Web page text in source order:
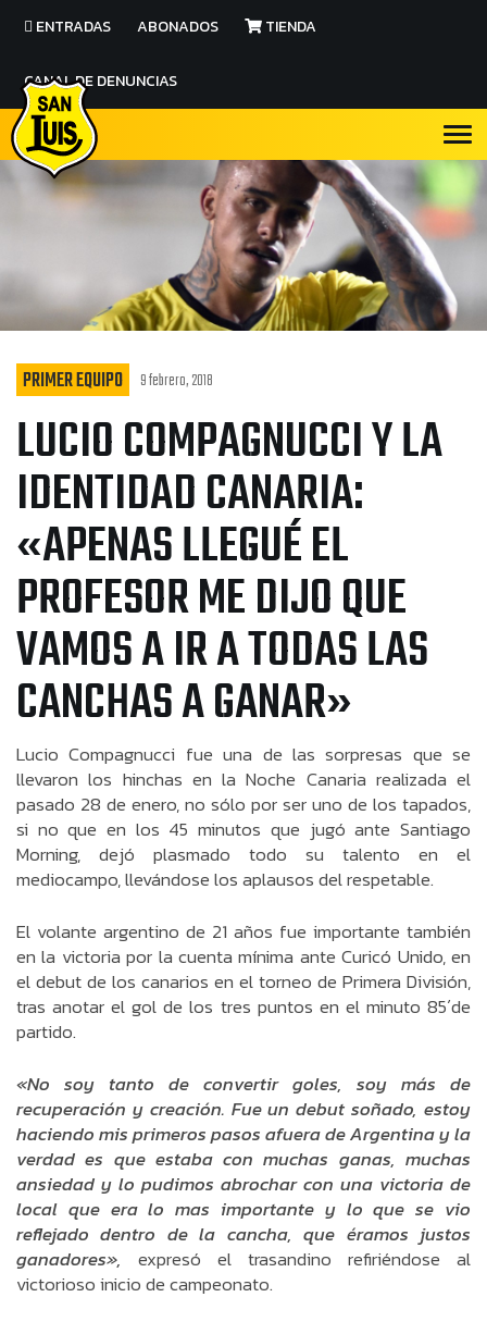
ENTRADAS ABONADOS TIENDA
CANAL DE DENUNCIAS
PRIMER EQUIPO 9 febrero, 2018
LUCIO COMPAGNUCCI Y LA
IDENTIDAD CANARIA:
«APENAS LLEGUÉ EL
PROFESOR ME DIJO QUE
VAMOS A IR A TODAS LAS
CANCHAS A GANAR»
Lucio Compagnucci fue una de las sorpresas que se
llevaron los hinchas en la Noche Canaria realizada el
pasado 28 de enero, no sólo por ser uno de los tapados,
si no que en los 45 minutos que jugó ante Santiago
Morning, dejó plasmado todo su talento en el
mediocampo, llevándose los aplausos del respetable.
El volante argentino de 21 años fue importante también
en la victoria por la cuenta mínima ante Curicó Unido, en
el debut de los canarios en el torneo de Primera División,
tras anotar el gol de los tres puntos en el minuto 85´de
partido.
«No soy tanto de convertir goles, soy más de
recuperación y creación. Fue un debut soñado, estoy
haciendo mis primeros pasos afuera de Argentina y la
verdad es que estaba con muchas ganas, muchas
ansiedad y lo pudimos abrochar con una victoria de
local que era lo mas importante y lo que se vio
reflejado dentro de la cancha, que éramos justos
ganadores», expresó el trasandino refiriéndose al
victorioso inicio de campeonato.